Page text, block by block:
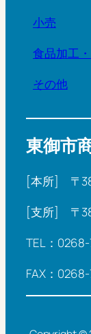
小売
食品加工
その他
東御市
[本所] 〒
[支所] 〒
TEL：
FAX：